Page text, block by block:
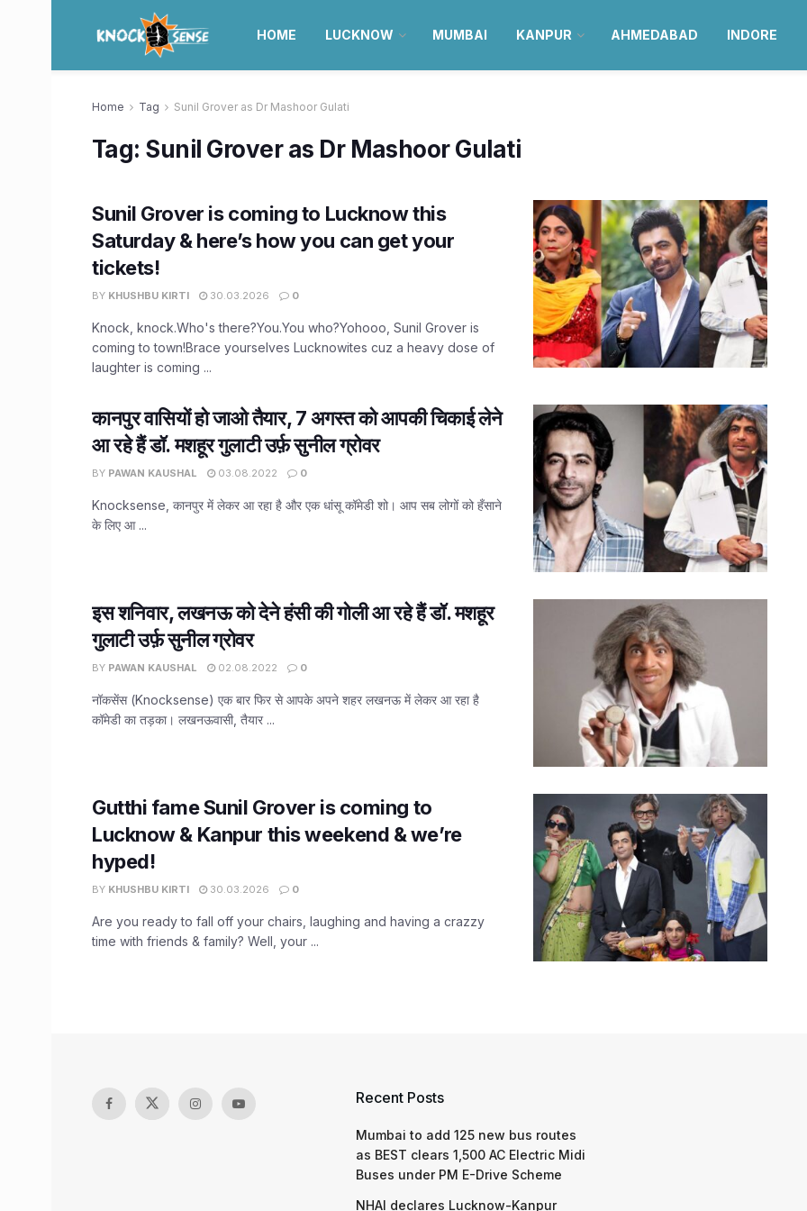
HOME LUCKNOW MUMBAI KANPUR AHMEDABAD INDORE
Home Tag Sunil Grover as Dr Mashoor Gulati
Tag: Sunil Grover as Dr Mashoor Gulati
Sunil Grover is coming to Lucknow this
Saturday & here’s how you can get your
tickets!
BY KHUSHBU KIRTI 30.03.2026 0
Knock, knock.Who's there?You.You who?Yohooo, Sunil Grover is
coming to town!Brace yourselves Lucknowites cuz a heavy dose of
laughter is coming ...
कानपुर वासियों हो जाओ तैयार, 7 अगस्त को आपकी चिकाई लेने
आ रहे हैं डॉ. मशहूर गुलाटी उर्फ़ सुनील ग्रोवर
BY PAWAN KAUSHAL 03.08.2022 0
Knocksense, कानपुर में लेकर आ रहा है और एक धांसू कॉमेडी शो। आप सब लोगों को हँसाने
के लिए आ ...
इस शनिवार, लखनऊ को देने हंसी की गोली आ रहे हैं डॉ. मशहूर
गुलाटी उर्फ़ सुनील ग्रोवर
BY PAWAN KAUSHAL 02.08.2022 0
नॉकसेंस (Knocksense) एक बार फिर से आपके अपने शहर लखनऊ में लेकर आ रहा है
कॉमेडी का तड़का। लखनऊवासी, तैयार ...
Gutthi fame Sunil Grover is coming to
Lucknow & Kanpur this weekend & we’re
hyped!
BY KHUSHBU KIRTI 30.03.2026 0
Are you ready to fall off your chairs, laughing and having a crazzy
time with friends & family? Well, your ...
Recent Posts
Mumbai to add 125 new bus routes
as BEST clears 1,500 AC Electric Midi
Buses under PM E-Drive Scheme
NHAI declares Lucknow-Kanpur